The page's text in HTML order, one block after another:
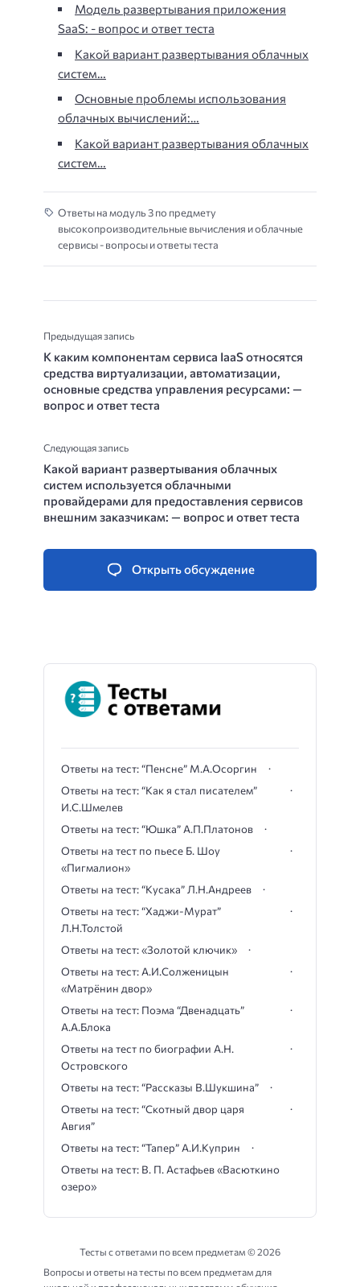
Модель развертывания приложения
SaaS: - вопрос и ответ теста
Какой вариант развертывания облачных
систем…
Основные проблемы использования
облачных вычислений:…
Какой вариант развертывания облачных
систем…
Ответы на модуль 3 по предмету
высокопроизводительные вычисления и облачные
сервисы - вопросы и ответы теста
Предыдущая запись
К каким компонентам сервиса IaaS относятся
средства виртуализации, автоматизации,
основные средства управления ресурсами: —
вопрос и ответ теста
Следующая запись
Какой вариант развертывания облачных
систем используется облачными
провайдерами для предоставления сервисов
внешним заказчикам: — вопрос и ответ теста
Открыть обсуждение
Ответы на тест: “Пенсне” М.А.Осоргин
Ответы на тест: “Как я стал писателем”
И.С.Шмелев
Ответы на тест: “Юшка” А.П.Платонов
Ответы на тест по пьесе Б. Шоу
«Пигмалион»
Ответы на тест: “Кусака” Л.Н.Андреев
Ответы на тест: “Хаджи-Мурат”
Л.Н.Толстой
Ответы на тест: «Золотой ключик»
Ответы на тест: А.И.Солженицын
«Матрёнин двор»
Ответы на тест: Поэма “Двенадцать”
А.А.Блока
Ответы на тест по биографии А.Н.
Островского
Ответы на тест: “Рассказы В.Шукшина”
Ответы на тест: “Скотный двор царя
Авгия”
Ответы на тест: “Тапер” А.И.Куприн
Ответы на тест: В. П. Астафьев «Васюткино
озеро»
Тесты с ответами по всем предметам ©2026
Вопросы и ответы на тесты по всем предметам для